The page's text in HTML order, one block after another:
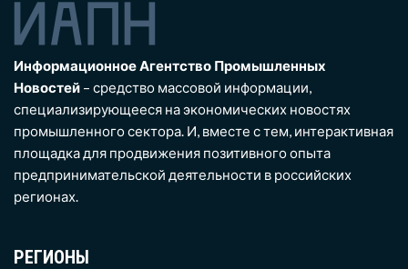
Информационное Агентство Промышленных
Новостей – средство массовой информации,
специализирующееся на экономических новостях
промышленного сектора. И, вместе с тем, интерактивная
площадка для продвижения позитивного опыта
предпринимательской деятельности в российских
регионах.
РЕГИОНЫ